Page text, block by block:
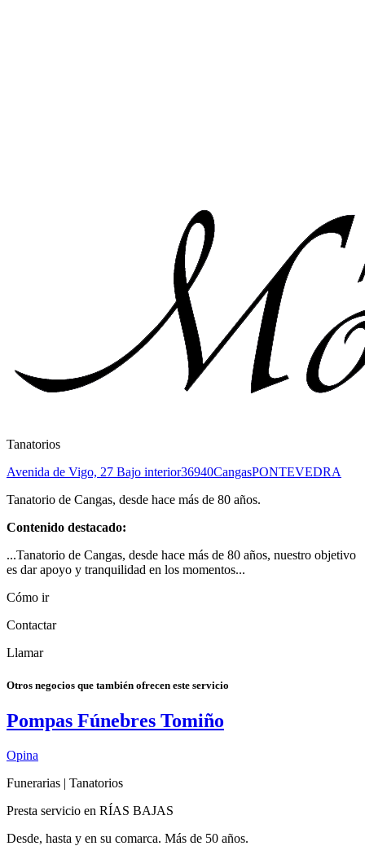
Tanatorios
Avenida de Vigo, 27 Bajo interior36940CangasPONTEVEDRA
Tanatorio de Cangas, desde hace más de 80 años.
Contenido destacado:
...Tanatorio de Cangas, desde hace más de 80 años, nuestro objetivo
es dar apoyo y tranquilidad en los momentos...
Cómo ir
Contactar
Llamar
Otros negocios que también ofrecen este servicio
Pompas Fúnebres Tomiño
Opina
Funerarias | Tanatorios
Presta servicio en RÍAS BAJAS
Desde, hasta y en su comarca. Más de 50 años.